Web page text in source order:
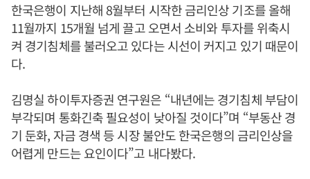
한국은행이 지난해 8월부터 시작한 금리인상 기조를 올해
11월까지 15개월 넘게 끌고 오면서 소비와 투자를 위축시
켜 경기침체를 불러오고 있다는 시선이 커지고 있기 때문이
다.
김명실 하이투자증권 연구원은 “내년에는 경기침체 부담이
부각되며 통화긴축 필요성이 낮아질 것이다”며 “부동산 경
기 둔화, 자금 경색 등 시장 불안도 한국은행의 금리인상을
어렵게 만드는 요인이다”고 내다봤다.